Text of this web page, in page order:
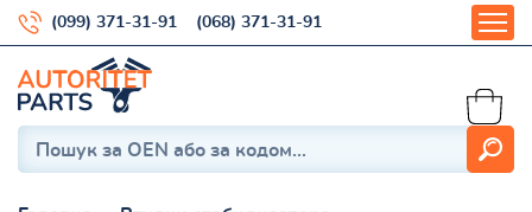
(099) 371-31-91 (068) 371-31-91